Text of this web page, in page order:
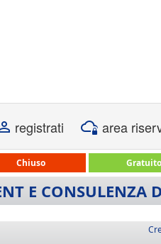
registrati area
Chiuso Gratuito
E CONSULENZA